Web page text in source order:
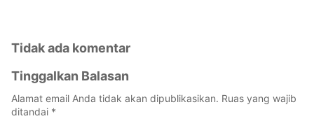
Tidak ada komentar
Tinggalkan Balasan
Alamat email Anda tidak akan dipublikasikan. Ruas yang wajib
ditandai *